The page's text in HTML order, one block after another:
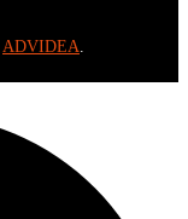
ADVIDEA